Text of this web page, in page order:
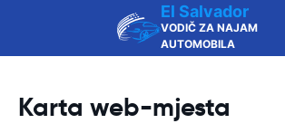
El Salvador
VODIČ ZA NAJAM
AUTOMOBILA
Karta web-mjesta